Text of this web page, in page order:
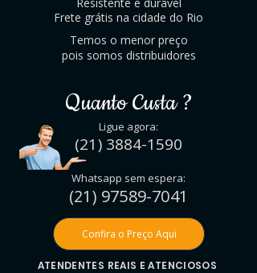
Frete grátis na cidade do Rio
Temos o menor preço
pois somos distribuidores
Quanto Custa ?
Ligue agora:
(21) 3884-1590
Whatsapp sem espera:
(21) 97589-7041
Confira o Preço Aqui
ATENDENTES REAIS E ATENCIOSOS